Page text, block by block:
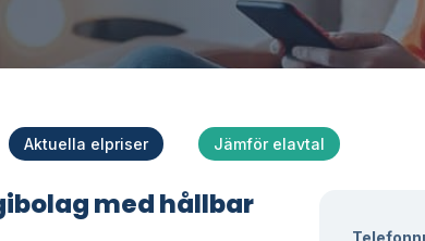
Aktuella elpriser Jämför elavtal
med hållbar